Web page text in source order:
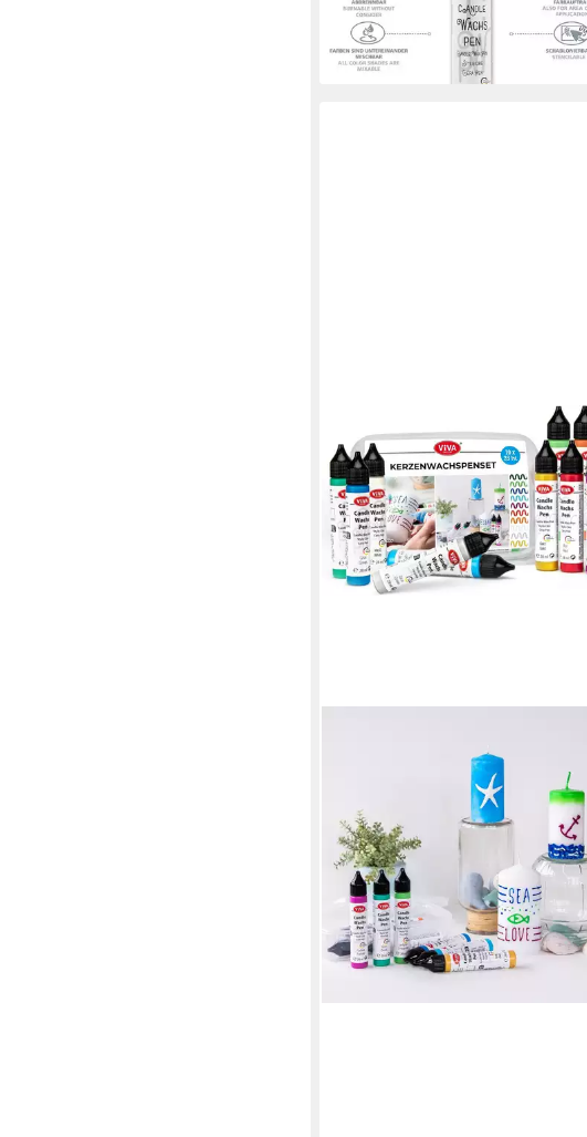
(106,70 €/ 1 l)
-14%
lieferbar - in 2-3 Werktagen bei dir
Kerzenmalfarbe Wachs Pen Set
Festliche Jahreszeiten – 10 Farben
je 28 ml, Kerzenstifte-Set, deckend,
mischbar, feine Spitze
15,95 € UVP
(56,96 €/ 1 l)
-11%
lieferbar - in 2-3 Werktagen bei dir